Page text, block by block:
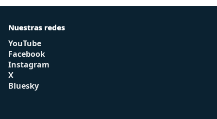
Nuestras redes
YouTube
Facebook
Instagram
X
Bluesky